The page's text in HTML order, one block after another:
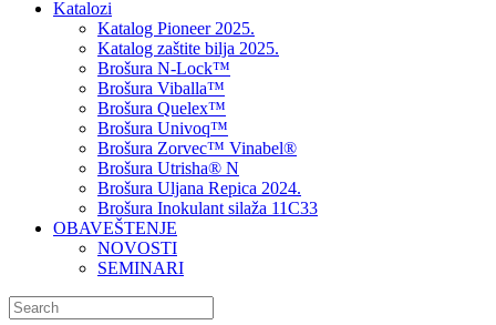
Katalozi
Katalog Pioneer 2025.
Katalog zaštite bilja 2025.
Brošura N-Lock™
Brošura Viballa™
Brošura Quelex™
Brošura Univoq™
Brošura Zorvec™ Vinabel®
Brošura Utrisha® N
Brošura Uljana Repica 2024.
Brošura Inokulant silaža 11C33
OBAVEŠTENJE
NOVOSTI
SEMINARI